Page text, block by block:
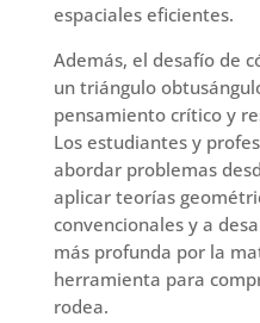
espaciales eficientes.
Además, el desafío de
un triángulo
pensamiento crítico y
Los estudiantes y
abordar problemas
aplicar teorías
convencionales y a
más profunda por la
herramienta para
rodea.